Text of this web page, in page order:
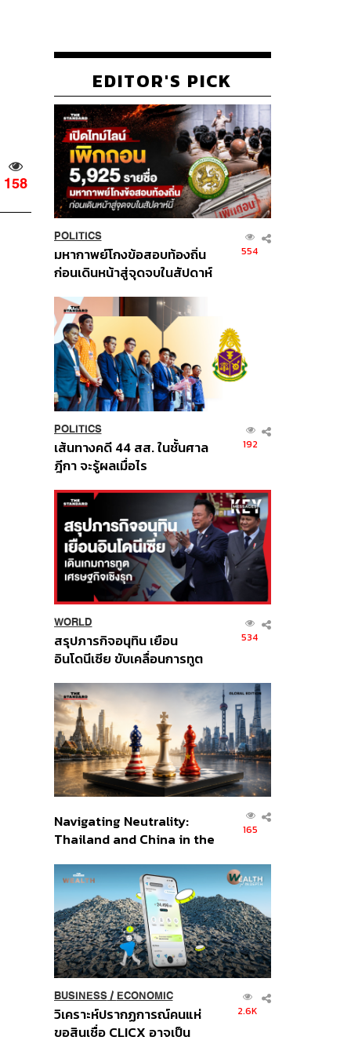
158
EDITOR'S PICK
POLITICS
มหากาพย์โกงข้อสอบท้องถิ่น
ก่อนเดินหน้าสู่จุดจบในสัปดาห์
554
POLITICS
เส้นทางคดี 44 สส. ในชั้นศาล
ฎีกา จะรู้ผลเมื่อไร
192
WORLD
สรุปภารกิจอนุทิน เยือน
อินโดนีเซีย ขับเคลื่อนการทูต
ส่วนยุทธศาสตร์ไทย –
อินโดนีเซีย
534
Navigating Neutrality:
Thailand and China in the
Order
165
BUSINESS/ ECONOMIC
วิเคราะห์ปรากฏการณ์คนแห่
ขอสินเชื่อ CLICX อาจเป็น
2.6K